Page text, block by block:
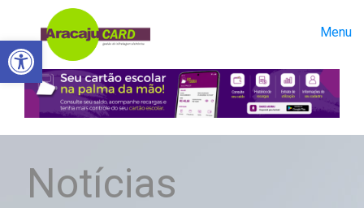
Abrir a barra de ferramentas
Menu
Notícias